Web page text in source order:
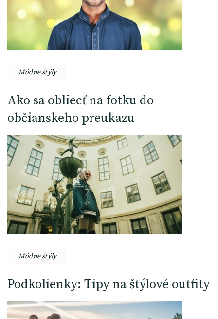
Módne štýly
Ako sa obliecť na fotku do
občianskeho preukazu
Módne štýly
Podkolienky: Tipy na štýlové outfity